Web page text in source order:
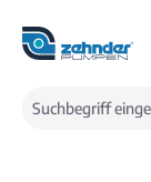
springen
Produkte
Pumpen für Haus